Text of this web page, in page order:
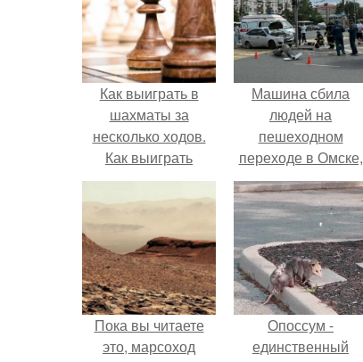
Как выиграть в
шахматы за
несколько ходов.
Как выиграть
шахматную партию
за несколько ходов,
если вы не умеете
играть.
Машина сбила
людей на
пешеходном
переходе в Омске,
пострадали 8
человек.
Пока вы читаете
это, марсоход
Опоссум -
единственный